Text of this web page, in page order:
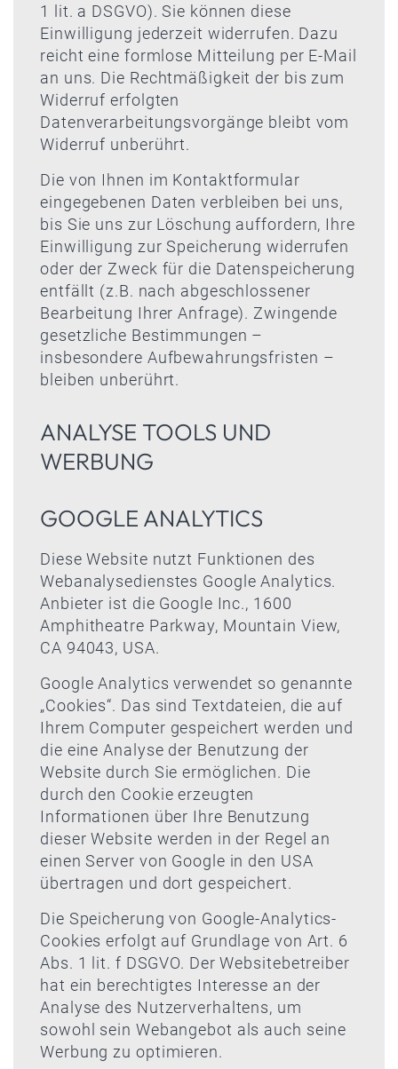
1 lit. a DSGVO). Sie können diese
Einwilligung jederzeit widerrufen. Dazu
reicht eine formlose Mitteilung per E-Mail
an uns. Die Rechtmäßigkeit der bis zum
Widerruf erfolgten
Datenverarbeitungsvorgänge bleibt vom
Widerruf unberührt.
Die von Ihnen im Kontaktformular
eingegebenen Daten verbleiben bei uns,
bis Sie uns zur Löschung auffordern, Ihre
Einwilligung zur Speicherung widerrufen
oder der Zweck für die Datenspeicherung
entfällt (z.B. nach abgeschlossener
Bearbeitung Ihrer Anfrage). Zwingende
gesetzliche Bestimmungen –
insbesondere Aufbewahrungsfristen –
bleiben unberührt.
ANALYSE TOOLS UND
WERBUNG
GOOGLE ANALYTICS
Diese Website nutzt Funktionen des
Webanalysedienstes Google Analytics.
Anbieter ist die Google Inc., 1600
Amphitheatre Parkway, Mountain View,
CA 94043, USA.
Google Analytics verwendet so genannte
„Cookies“. Das sind Textdateien, die auf
Ihrem Computer gespeichert werden und
die eine Analyse der Benutzung der
Website durch Sie ermöglichen. Die
durch den Cookie erzeugten
Informationen über Ihre Benutzung
dieser Website werden in der Regel an
einen Server von Google in den USA
übertragen und dort gespeichert.
Die Speicherung von Google-Analytics-
Cookies erfolgt auf Grundlage von Art. 6
Abs. 1 lit. f DSGVO. Der Websitebetreiber
hat ein berechtigtes Interesse an der
Analyse des Nutzerverhaltens, um
sowohl sein Webangebot als auch seine
Werbung zu optimieren.